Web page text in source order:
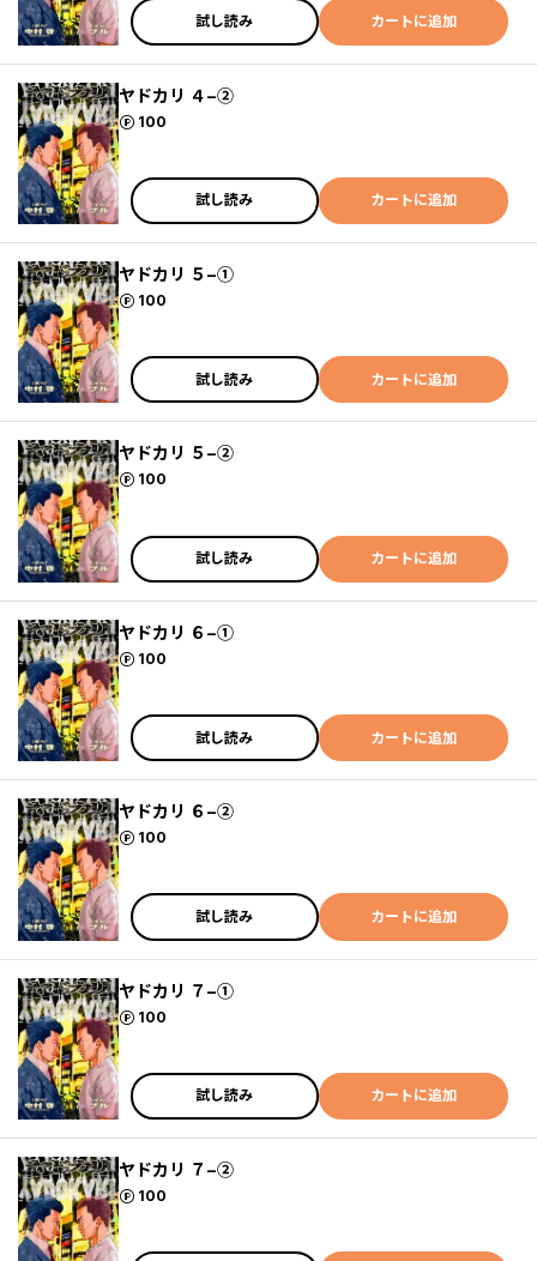
試し読み カートに追加
ヤドカリ ４−②
100
ポイント
試し読み カートに追加
ヤドカリ ５−①
100
ポイント
試し読み カートに追加
ヤドカリ ５−②
100
ポイント
試し読み カートに追加
ヤドカリ ６−①
100
ポイント
試し読み カートに追加
ヤドカリ ６−②
100
ポイント
試し読み カートに追加
ヤドカリ ７−①
100
ポイント
試し読み カートに追加
ヤドカリ ７−②
100
ポイント